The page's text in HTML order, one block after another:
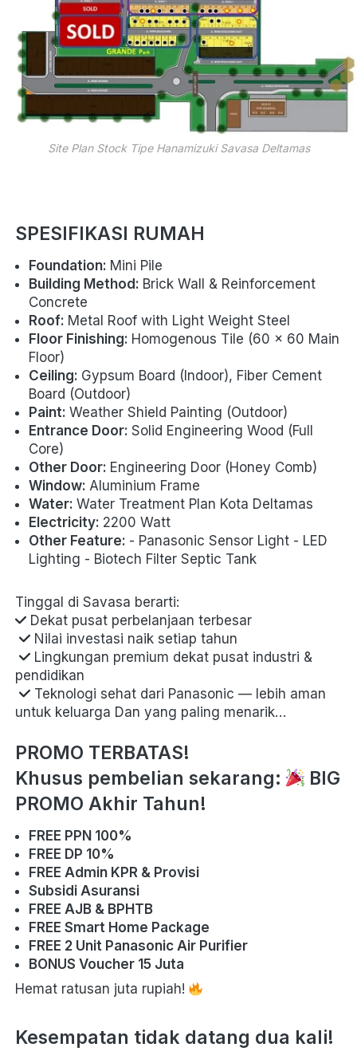
Site Plan Stock Tipe Hanamizuki Savasa Deltamas
SPESIFIKASI RUMAH
Foundation: Mini Pile
Building Method: Brick Wall & Reinforcement
Concrete
Roof: Metal Roof with Light Weight Steel
Floor Finishing: Homogenous Tile (60 x 60 Main
Floor)
Ceiling: Gypsum Board (Indoor), Fiber Cement
Board (Outdoor)
Paint: Weather Shield Painting (Outdoor)
Entrance Door: Solid Engineering Wood (Full
Core)
Other Door: Engineering Door (Honey Comb)
Window: Aluminium Frame
Water: Water Treatment Plan Kota Deltamas
Electricity: 2200 Watt
Other Feature: - Panasonic Sensor Light - LED
Lighting - Biotech Filter Septic Tank
Tinggal di Savasa berarti:
Dekat pusat perbelanjaan terbesar
Nilai investasi naik setiap tahun
Lingkungan premium dekat pusat industri &
pendidikan
Teknologi sehat dari Panasonic — lebih aman
untuk keluarga Dan yang paling menarik…
PROMO TERBATAS!
Khusus pembelian sekarang:
BIG
PROMO Akhir Tahun!
FREE PPN 100%
FREE DP 10%
FREE Admin KPR & Provisi
Subsidi Asuransi
FREE AJB & BPHTB
FREE Smart Home Package
FREE 2 Unit Panasonic Air Purifier
BONUS Voucher 15 Juta
Hemat ratusan juta rupiah!
Kesempatan tidak datang dua kali!